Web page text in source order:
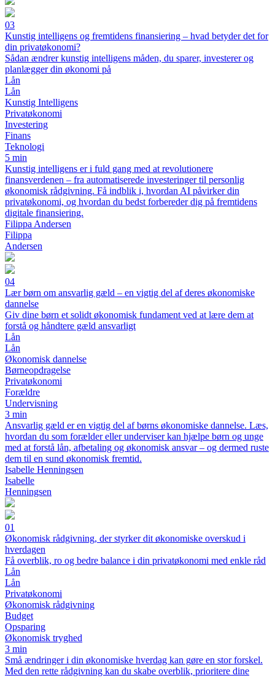
03
Kunstig intelligens og fremtidens finansiering – hvad betyder det for
din privatøkonomi?
Sådan ændrer kunstig intelligens måden, du sparer, investerer og
planlægger din økonomi på
Lån
Lån
Kunstig Intelligens
Privatøkonomi
Investering
Finans
Teknologi
5 min
Kunstig intelligens er i fuld gang med at revolutionere
finansverdenen – fra automatiserede investeringer til personlig
økonomisk rådgivning. Få indblik i, hvordan AI påvirker din
privatøkonomi, og hvordan du bedst forbereder dig på fremtidens
digitale finansiering.
Filippa Andersen
Filippa
Andersen
04
Lær børn om ansvarlig gæld – en vigtig del af deres økonomiske
dannelse
Giv dine børn et solidt økonomisk fundament ved at lære dem at
forstå og håndtere gæld ansvarligt
Lån
Lån
Økonomisk dannelse
Børneopdragelse
Privatøkonomi
Forældre
Undervisning
3 min
Ansvarlig gæld er en vigtig del af børns økonomiske dannelse. Læs,
hvordan du som forælder eller underviser kan hjælpe børn og unge
med at forstå lån, afbetaling og økonomisk ansvar – og dermed ruste
dem til en sund økonomisk fremtid.
Isabelle Henningsen
Isabelle
Henningsen
01
Økonomisk rådgivning, der styrker dit økonomiske overskud i
hverdagen
Få overblik, ro og bedre balance i din privatøkonomi med enkle råd
Lån
Lån
Privatøkonomi
Økonomisk rådgivning
Budget
Opsparing
Økonomisk tryghed
3 min
Små ændringer i din økonomiske hverdag kan gøre en stor forskel.
Med den rette rådgivning kan du skabe overblik, prioritere dine